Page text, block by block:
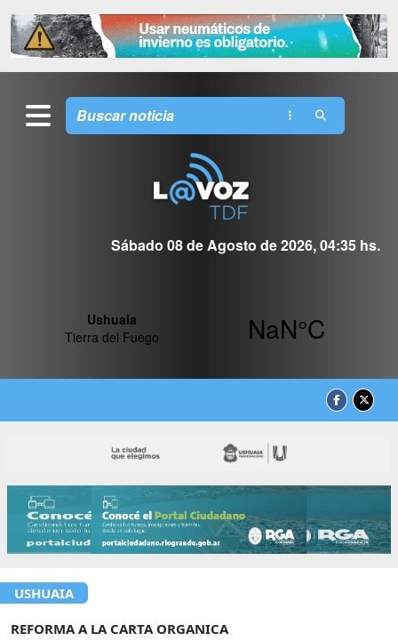
Sábado 08 de Agosto de 2026, 04:35 hs.
USHUAIA
REFORMA A LA CARTA ORGANICA